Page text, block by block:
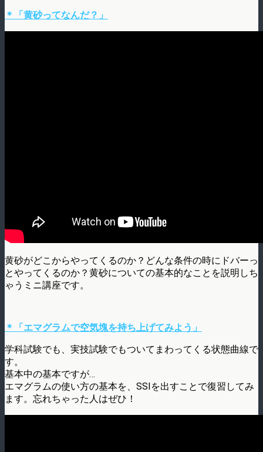
＊「黄砂ってなんだ？」
黄砂がどこからやってくるのか？どんな条件の時にドバーっ
とやってくるのか？黄砂についての基本的なことを説明しち
ゃうミニ講座です。
＊「エマグラムで空気塊を持ち上げてみよう」
学科試験でも、実技試験でもついてまわってくる状態曲線で
す。
基本中の基本ですが…
エマグラムの使い方の基本を、SSIを出すことで復習してみ
ます。忘れちゃった人はぜひ！